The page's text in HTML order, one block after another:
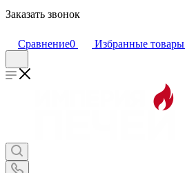
Заказать звонок
Сравнение0 Избранные товары